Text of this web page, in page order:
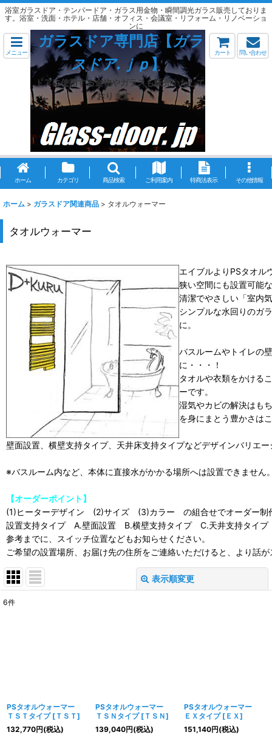
浴室ガラスドア・テンパードア・ガラス用金物・瞬間調光ガラス販売しておりま
す。浴室・洗面・ホテル・店舗・オフィス・会議室・リフォーム・リノベーショ
ンに
メニュー
ガラスドア専門店【ガラ
スドア.ｊｐ】
ドアに使用する金物やガラスも販売いたして
おります。
カート 問い合わせ
ホーム カテゴリ 商品検索 ご利用案内 特商法表示 その他情報
ホーム > ガラスドア関連商品 > タオルウォーマー
タオルウォーマー
エイブルよりPSタオル
狭い空間にも設置可能
清潔でやさしい「室内
シンプルな水回りのガ
に。
バスルームやトイレの
に・・・！
タオルや衣類をかける
ーです。
湿気やカビの解決はも
を身にまとう豊かさは
壁面設置、横壁支持タイプ、天井床支持タイプなどデザインバリエ
※バスルーム内など、本体に直接水がかかる場所へは設置できません
【オーダーポイント】
(1)ヒーターデザイン (2)サイズ (3)カラー の組合せでオーダー制
設置支持タイプ A.壁面設置 B.横壁支持タイプ C.天井支持タイプ
参考までに、スイッチ位置などもお知らせください。
ご希望の設置場所、お届け先の住所をご連絡いただけると、より話
表示順変更
6件
PSタオルウォーマー
ＴＳＴタイプ [ ＴＳＴ]
132,770円(税込)
PSタオルウォーマー
ＴＳＮタイプ [ＴＳＮ]
139,040円(税込)
PSタオルウォーマー
ＥＸタイプ [ＥＸ]
151,140円(税込)